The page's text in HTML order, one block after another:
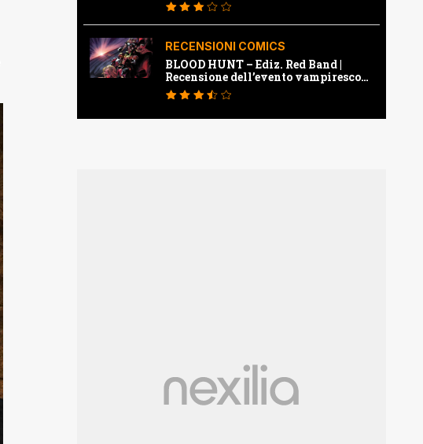
RECENSIONI COMICS
BLOOD HUNT – Ediz. Red Band |
Recensione dell’evento vampiresco
della Marvel